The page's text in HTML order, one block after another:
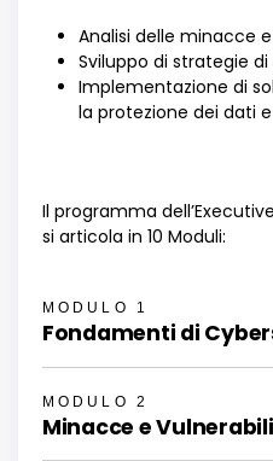
Analisi delle minacce
Sviluppo di strategie
Implementazione di
la protezione dei dati
Il programma dell’
si articola in 10 Moduli:
MODULO 1
Fondamenti di
MODULO 2
Minacce e